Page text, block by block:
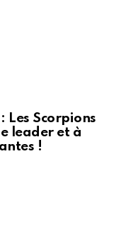
Les Scorpions
leader et à
!